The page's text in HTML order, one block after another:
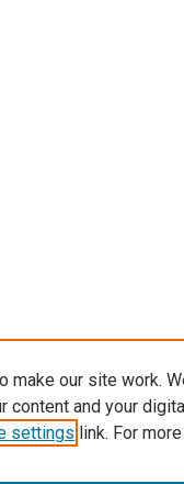
make our site work.
and your
settings link. For